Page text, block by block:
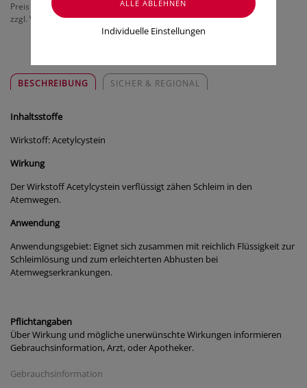
Preis inkl. MwSt.
zzgl. Versandkosten
BESCHREIBUNG SICHER & REGIONAL
Inhaltsstoffe
Wirkstoff: Acetylcystein
Wirkung
Der Wirkstoff Acetylcystein verflüssigt zähen Schleim in den
Atemwegen.
Anwendung
Anwendungsgebiet: Eignet sich zusammen mit reichlich Flüssigkeit zur
Schleimlösung und zum erleichterten Abhusten bei
Atemwegserkrankungen.
Pflichtangaben
Über Wirkung und mögliche unerwünschte Wirkungen informieren
Gebrauchsinformation, Arzt, oder Apotheker.
Gebrauchsinformation
Individuelle Einstellungen